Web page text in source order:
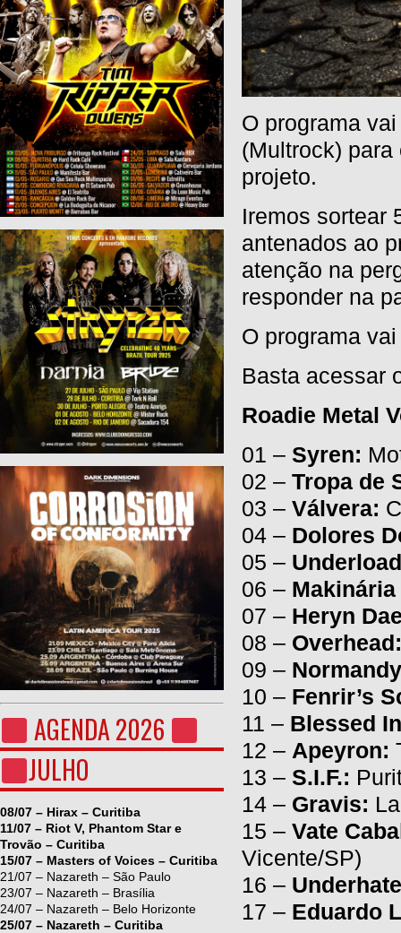
AGENDA 2026
JULHO
08/07 – Hirax – Curitiba
11/07 – Riot V, Phantom Star e
Trovão – Curitiba
15/07 – Masters of Voices – Curitiba
21/07 – Nazareth – São Paulo
23/07 – Nazareth – Brasília
24/07 – Nazareth – Belo Horizonte
25/07 – Nazareth – Curitiba
O programa
(Multrock)
projeto.
Iremos sortear
antenados ao
atenção na
responder na
O programa
Basta acessar
Roadie Metal
01 – Syren:
02 – Tropa de
03 – Válvera:
04 – Dolores
05 –
06 –
07 – Heryn
08 – Overhead:
09 –
10 – Fenrir’s
11 – Blessed
12 – Apeyron:
13 – S.I.F.:
14 – Gravis:
15 – Vate
Vicente/SP)
16 –
17 – Eduardo